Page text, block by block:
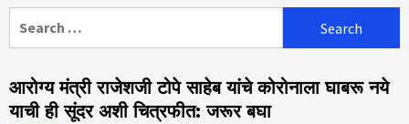
आरोग्य मंत्री राजेशजी टोपे साहेब यांचे कोरोनाला घाबरू नये
याची ही सूंदर अशी चित्रफीत: जरूर बघा